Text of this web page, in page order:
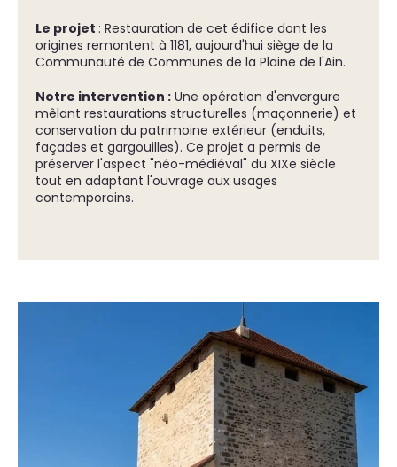
Le projet : Restauration de cet édifice dont les
origines remontent à 1181, aujourd'hui siège de la
Communauté de Communes de la Plaine de l'Ain.
Notre intervention : Une opération d'envergure
mêlant restaurations structurelles (maçonnerie) et
conservation du patrimoine extérieur (enduits,
façades et gargouilles). Ce projet a permis de
préserver l'aspect "néo-médiéval" du XIXe siècle
tout en adaptant l'ouvrage aux usages
contemporains.